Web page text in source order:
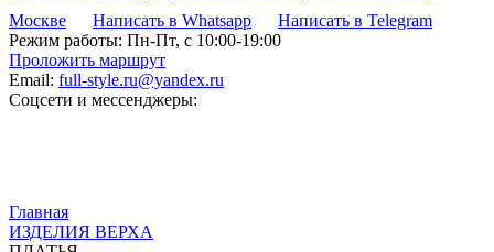
Москве
Написать в Whatsapp
Написать в Telegram
Режим работы: Пн-Пт, с 10:00-19:00
Проложить маршрут
Email: full-style.ru@yandex.ru
Соцсети и мессенджеры:
Главная
ИЗДЕЛИЯ ВЕРХА